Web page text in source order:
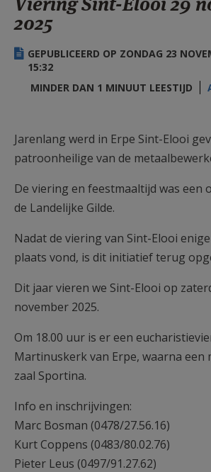
AANMELDEN OF
2025
GEPUBLICEERD OP ZONDAG 23
15:32
MINDER DAN 1 MINUUT LEESTIJD
Jarenlang werd in Erpe Sint-Elooi
patroonheilige van de
De viering en feestmaaltijd was een
de Landelijke Gilde.
Nadat de viering van Sint-Elooi
plaats vond, is dit initiatief terug
Dit jaar vieren we Sint-Elooi op
november 2025.
Om 18.00 uur is er een
Martinuskerk van Erpe, waarna een
zaal Sportina.
Info en inschrijvingen:
Marc Bosman (0478/27.56.16)
Kurt Coppens (0483/80.02.76)
Pieter Leus (0497/91.27.62)